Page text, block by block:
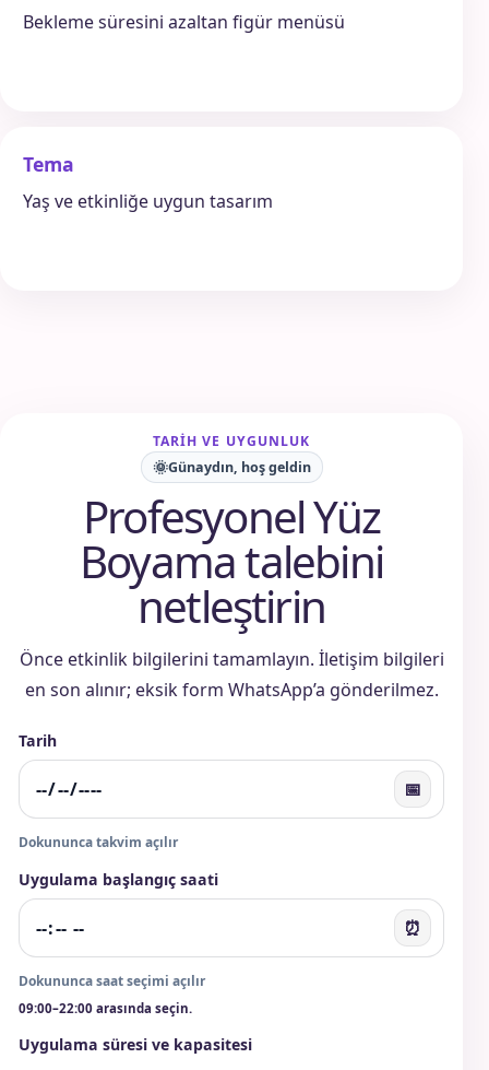
Bekleme süresini azaltan figür menüsü
Tema
Yaş ve etkinliğe uygun tasarım
TARIH VE UYGUNLUK
🌞Günaydın, hoş geldin
Profesyonel Yüz
Boyama talebini
netleştirin
Önce etkinlik bilgilerini tamamlayın. İletişim bilgileri
en son alınır; eksik form WhatsApp’a gönderilmez.
Tarih
📅
Dokununca takvim açılır
Uygulama başlangıç saati
⏰
Dokununca saat seçimi açılır
09:00–22:00 arasında seçin.
Uygulama süresi ve kapasitesi